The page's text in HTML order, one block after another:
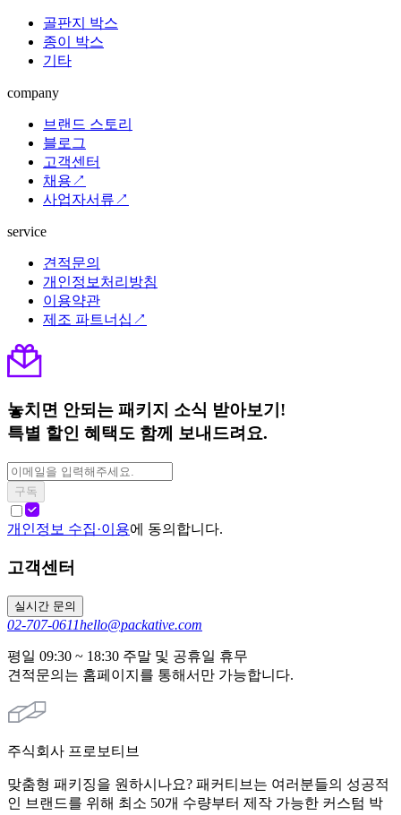
골판지 박스
종이 박스
기타
company
브랜드 스토리
블로그
고객센터
채용↗
사업자서류↗
service
견적문의
개인정보처리방침
이용약관
제조 파트너십↗
놓치면 안되는 패키지 소식 받아보기!
특별 할인 혜택도 함께 보내드려요.
구독
개인정보 수집·이용에 동의합니다.
고객센터
실시간 문의
02-707-0611hello@packative.com
평일 09:30 ~ 18:30 주말 및 공휴일 휴무
견적문의는 홈페이지를 통해서만 가능합니다.
주식회사 프로보티브
맞춤형 패키징을 원하시나요? 패커티브는 여러분들의 성공적
인 브랜드를 위해 최소 50개 수량부터 제작 가능한 커스텀 박